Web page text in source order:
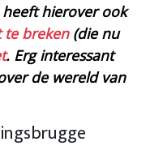
hierover ook
te breken(die nu
. Erg interessant
de wereld van